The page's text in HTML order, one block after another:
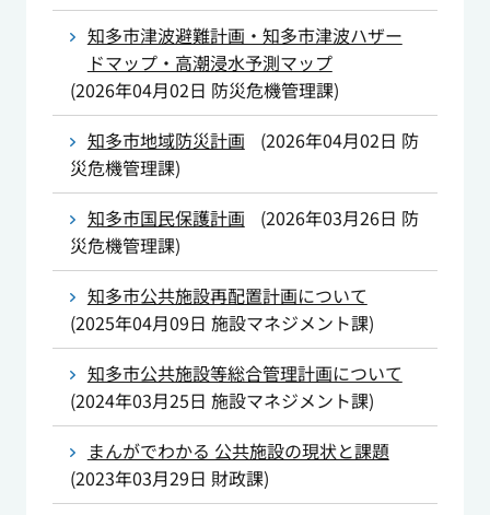
知多市津波避難計画・知多市津波ハザー
ドマップ・高潮浸水予測マップ
(2026年04月02日 防災危機管理課)
知多市地域防災計画
(2026年04月02日 防
災危機管理課)
知多市国民保護計画
(2026年03月26日 防
災危機管理課)
知多市公共施設再配置計画について
(2025年04月09日 施設マネジメント課)
知多市公共施設等総合管理計画について
(2024年03月25日 施設マネジメント課)
まんがでわかる 公共施設の現状と課題
(2023年03月29日 財政課)